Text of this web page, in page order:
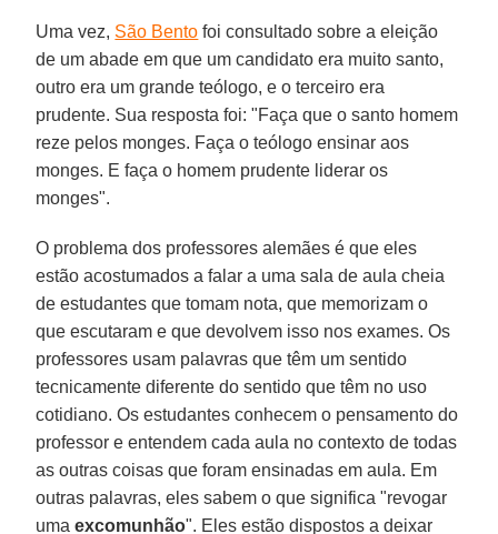
Uma vez, São Bento foi consultado sobre a eleição
de um abade em que um candidato era muito santo,
outro era um grande teólogo, e o terceiro era
prudente. Sua resposta foi: "Faça que o santo homem
reze pelos monges. Faça o teólogo ensinar aos
monges. E faça o homem prudente liderar os
monges".
O problema dos professores alemães é que eles
estão acostumados a falar a uma sala de aula cheia
de estudantes que tomam nota, que memorizam o
que escutaram e que devolvem isso nos exames. Os
professores usam palavras que têm um sentido
tecnicamente diferente do sentido que têm no uso
cotidiano. Os estudantes conhecem o pensamento do
professor e entendem cada aula no contexto de todas
as outras coisas que foram ensinadas em aula. Em
outras palavras, eles sabem o que significa "revogar
umaexcomunhão". Eles estão dispostos a deixar